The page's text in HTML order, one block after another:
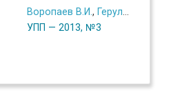
Воропаев В.И. , Герульд Я.Д.
УПП — 2013, №3